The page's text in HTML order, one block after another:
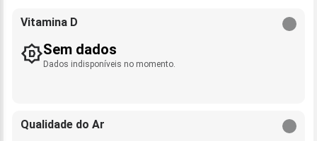
Vitamina D
Sem dados
Dados indisponíveis no momento.
Qualidade do Ar